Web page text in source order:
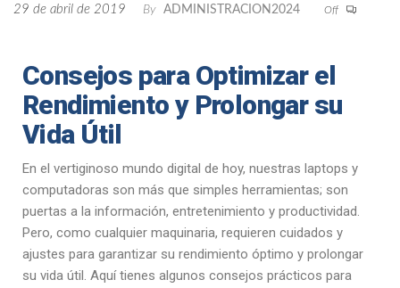
29 de abril de 2019 By ADMINISTRACION2024 Off
Consejos para Optimizar el
Rendimiento y Prolongar su
Vida Útil
En el vertiginoso mundo digital de hoy, nuestras laptops y
computadoras son más que simples herramientas; son
puertas a la información, entretenimiento y productividad.
Pero, como cualquier maquinaria, requieren cuidados y
ajustes para garantizar su rendimiento óptimo y prolongar
su vida útil. Aquí tienes algunos consejos prácticos para